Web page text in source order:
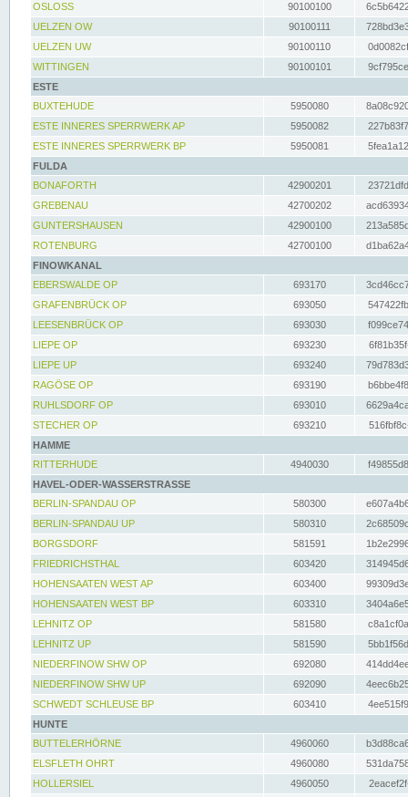
OSLOSS
90100100
UELZEN OW
90100111
UELZEN UW
90100110
WITTINGEN
90100101
ESTE
BUXTEHUDE
5950080
ESTE INNERES SPERRWERK AP
5950082
ESTE INNERES SPERRWERK BP
5950081
FULDA
BONAFORTH
42900201
GREBENAU
42700202
GUNTERSHAUSEN
42900100
ROTENBURG
42700100
FINOWKANAL
EBERSWALDE OP
693170
GRAFENBRÜCK OP
693050
LEESENBRÜCK OP
693030
LIEPE OP
693230
LIEPE UP
693240
RAGÖSE OP
693190
RUHLSDORF OP
693010
STECHER OP
693210
HAMME
RITTERHUDE
4940030
HAVEL-ODER-WASSERSTRASSE
BERLIN-SPANDAU OP
580300
BERLIN-SPANDAU UP
580310
BORGSDORF
581591
FRIEDRICHSTHAL
603420
HOHENSAATEN WEST AP
603400
HOHENSAATEN WEST BP
603310
LEHNITZ OP
581580
LEHNITZ UP
581590
NIEDERFINOW SHW OP
692080
NIEDERFINOW SHW UP
692090
SCHWEDT SCHLEUSE BP
603410
HUNTE
BUTTELERHÖRNE
4960060
ELSFLETH OHRT
4960080
HOLLERSIEL
4960050